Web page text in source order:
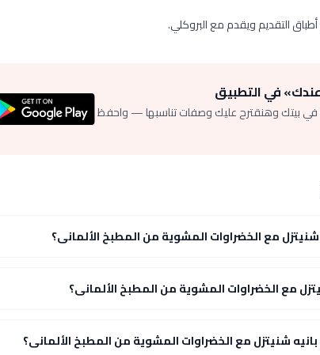
التقديم ويقدم مع البروكلي.
في التطبيق
في بيتك وهنقترح عليك وصفات تناسبها — واحفظ
مع الخضراوات المشوية من المطبخ الألمانى؟
مع الخضراوات المشوية من المطبخ الألمانى؟
شنيتزل مع الخضراوات المشوية من المطبخ الألمانى؟